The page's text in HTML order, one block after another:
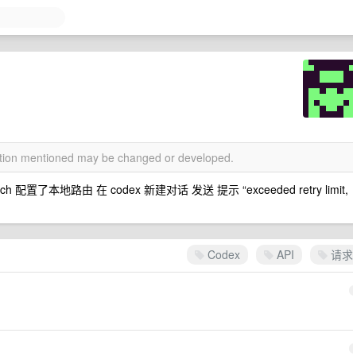
mentioned may be changed or developed.
配置了本地路由 在 codex 新建对话 发送 提示 “exceeded retry limit,
Codex API 请求